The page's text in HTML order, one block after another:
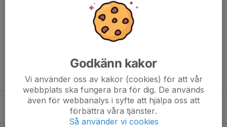
Tidigare nyheter
P18 s resa(resor
24 maj, 22:01 0
Godkänn kakor
Vi använder oss av kakor (cookies) för att vår
webbplats ska fungera bra för dig. De används
även för webbanalys i syfte att hjälpa oss att
förbättra våra tjänster.
Så använder vi cookies